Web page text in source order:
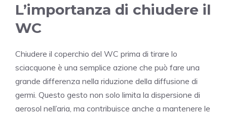
L’importanza di chiudere il
WC
Chiudere il coperchio del WC prima di tirare lo
sciacquone è una semplice azione che può fare una
grande differenza nella riduzione della diffusione di
germi. Questo gesto non solo limita la dispersione di
aerosol nell’aria, ma contribuisce anche a mantenere le